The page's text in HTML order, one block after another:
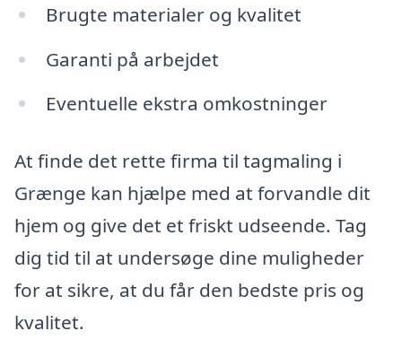
Brugte materialer og kvalitet
Garanti på arbejdet
Eventuelle ekstra omkostninger
At finde det rette firma til tagmaling i
Grænge kan hjælpe med at forvandle dit
hjem og give det et friskt udseende. Tag
dig tid til at undersøge dine muligheder
for at sikre, at du får den bedste pris og
kvalitet.